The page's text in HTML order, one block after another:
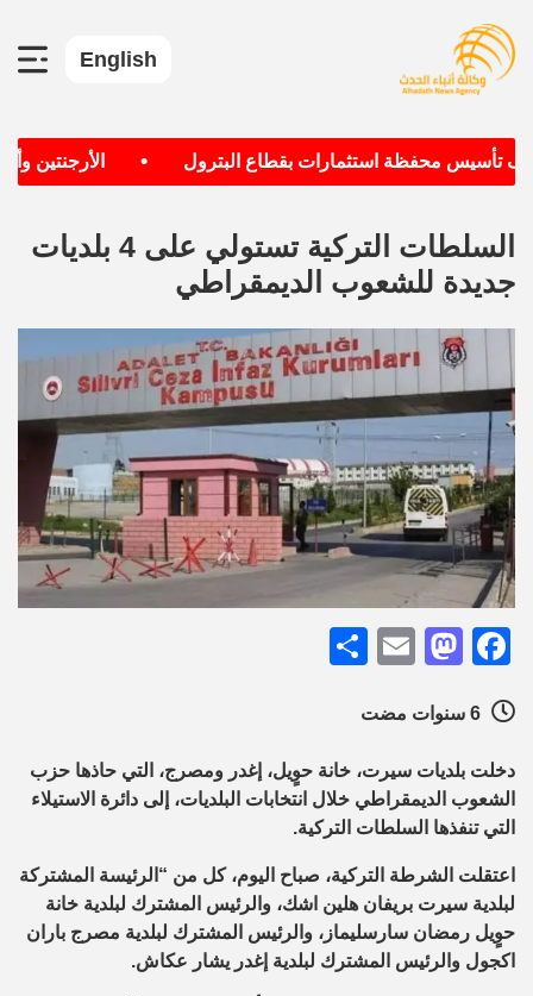
English
تأسيس محفظة استثمارات بقطاع البترول الأرجنتين
السلطات التركية تستولي على 4 بلديات
جديدة للشعوب الديمقراطي
Facebook
Mastodon
Email
دخلت بلديات سيرت، خانة حوٍيل، إغدر ومصرج، التي حاذها حزب
الشعوب الديمقراطي خلال انتخابات البلديات، إلى دائرة الاستيلاء
التي تنفذها السلطات التركية.
اعتقلت الشرطة التركية، صباح اليوم، كل من “الرئيسة المشتركة
لبلدية سيرت بريفان هلين اشك، والرئيس المشترك لبلدية خانة
حوٍيل رمضان سارسليماز، والرئيس المشترك لبلدية مصرج باران
اكجول والرئيس المشترك لبلدية إغدر يشار عكاش.